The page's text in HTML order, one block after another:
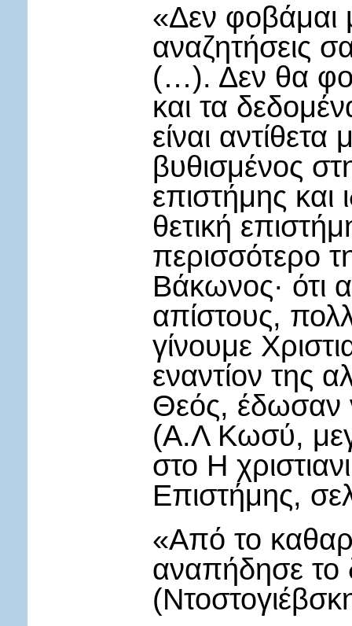
«Δεν
αναζητήσεις
(…). Δεν θα
και τα
είναι
βυθισμένος
επιστήμης και
θετική
περισσότερο
Βάκωνος· ότι
απίστους,
γίνουμε
εναντίον της
Θεός, έδωσαν
(Α.Λ Κωσύ,
στο Η
Επιστήμης,
«Από το
αναπήδησε το